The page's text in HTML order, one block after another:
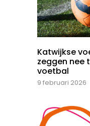
Katwijkse
zeggen nee
voetbal
9 februari 2026